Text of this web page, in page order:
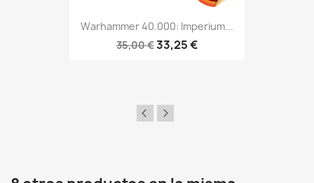
Warhammer 40.000: Imperium...
35,00 €33,25 €